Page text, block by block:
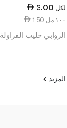
3.00 لكل
1.50 ١٠٠ مل
الروابي حليب الفراولة 200 مل
المزيد